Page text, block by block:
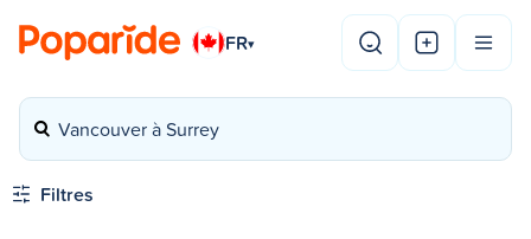
FR▾
Vancouver à Surrey
Filtres